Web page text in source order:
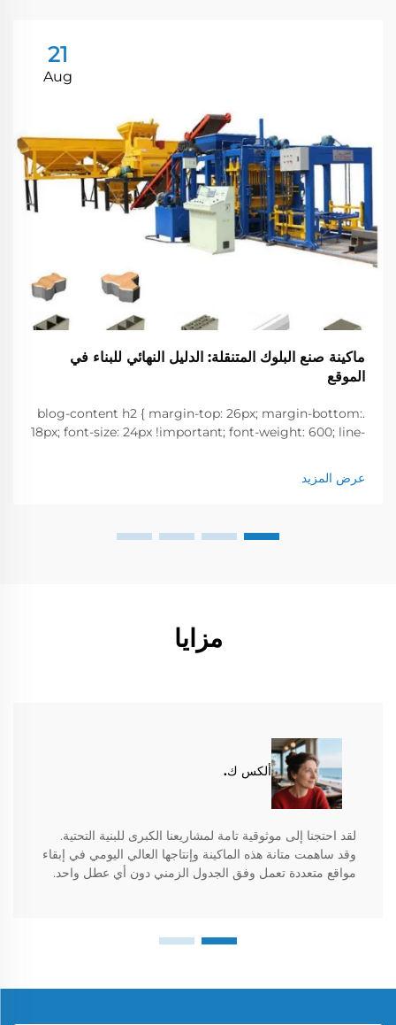
21
Aug
ماكينة صنع البلوك المتنقلة: الدليل النهائي للبناء في
الموقع
.blog-content h2 { margin-top: 26px; margin-bottom:
18px; font-size: 24px !important; font-weight: 600; line-
margin-bottom: 18px; font-size: 20px !important; font-
w...
عرض المزيد
مزايا
ألكس ك.
لقد احتجنا إلى موثوقية تامة لمشاريعنا الكبرى للبنية التحتية.
وقد ساهمت متانة هذه الماكينة وإنتاجها العالي اليومي في إبقاء
مواقع متعددة تعمل وفق الجدول الزمني دون أي عطل واحد.